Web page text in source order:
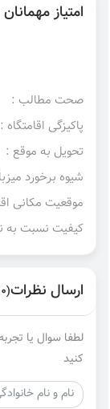
امتیاز مهمانان
صحت مطالب :
پاکیزگی اقامتگاه :
تحویل به موقع :
شیوه برخورد
موقعیت مکانی
کیفیت نسبت به
ارسال نظرات(0 نظر)
لطفا سوال یا
کنید